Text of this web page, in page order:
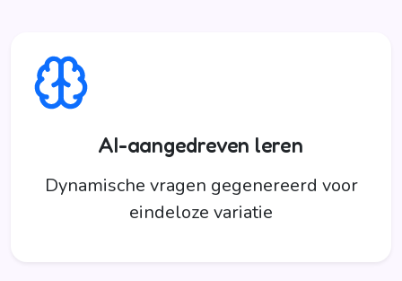
AI-aangedreven leren
Dynamische vragen gegenereerd voor
eindeloze variatie